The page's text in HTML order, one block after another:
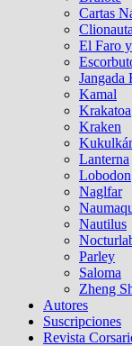
Cartas
El Faro
Jangada
Kamal
Krakatoa
Kraken
Lanterna
Lobodon
Naglfar
Nautilus
Parley
Saloma
Zheng
Autores
Suscripciones
Revista